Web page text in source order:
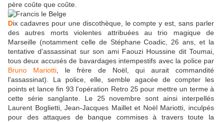
père coûte que coûte.
Dix cadavres pour une discothèque, le compte y est, sans parler
des autres morts violentes attribuées au trio magique de
Marseille (notamment celle de Stéphane Coadic, 26 ans, et la
tentative d'assassinat sur son ami Faouzi Houssine dit Toumai,
tous deux accusés de bavardages intempestifs avec la police par
Bruno Mariotti , le frère de Noël, qui aurait commandité
l'assassinat). La police, elle, semble agacée de compter les
points et lance fin 93 l'opération Retro 25 pour mettre un terme à
cette série sanglante. Le 25 novembre sont ainsi interpellés
Laurent Boglietti, Jean-Jacques Maillet et Noël Mariotti, inculpés
pour des attaques de banque commises à travers toute la